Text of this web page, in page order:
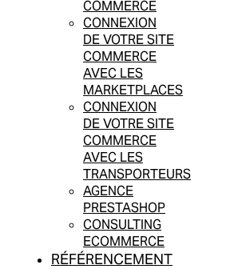
COMMERCE
CONNEXION
DE VOTRE SITE
COMMERCE
AVEC LES
MARKETPLACES
CONNEXION
DE VOTRE SITE
COMMERCE
AVEC LES
TRANSPORTEURS
AGENCE
PRESTASHOP
CONSULTING
ECOMMERCE
RÉFÉRENCEMENT